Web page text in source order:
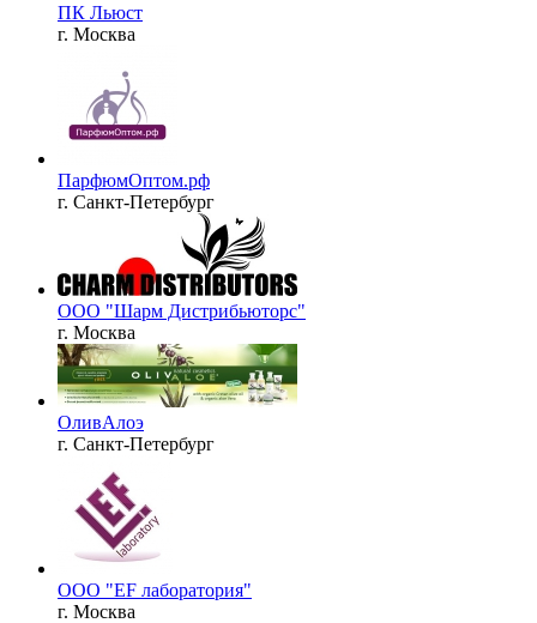
ПК Льюст
г. Москва
ПарфюмОптом.рф
г. Санкт-Петербург
ООО "Шарм Дистрибьюторс"
г. Москва
ОливАлоэ
г. Санкт-Петербург
ООО "EF лаборатория"
г. Москва